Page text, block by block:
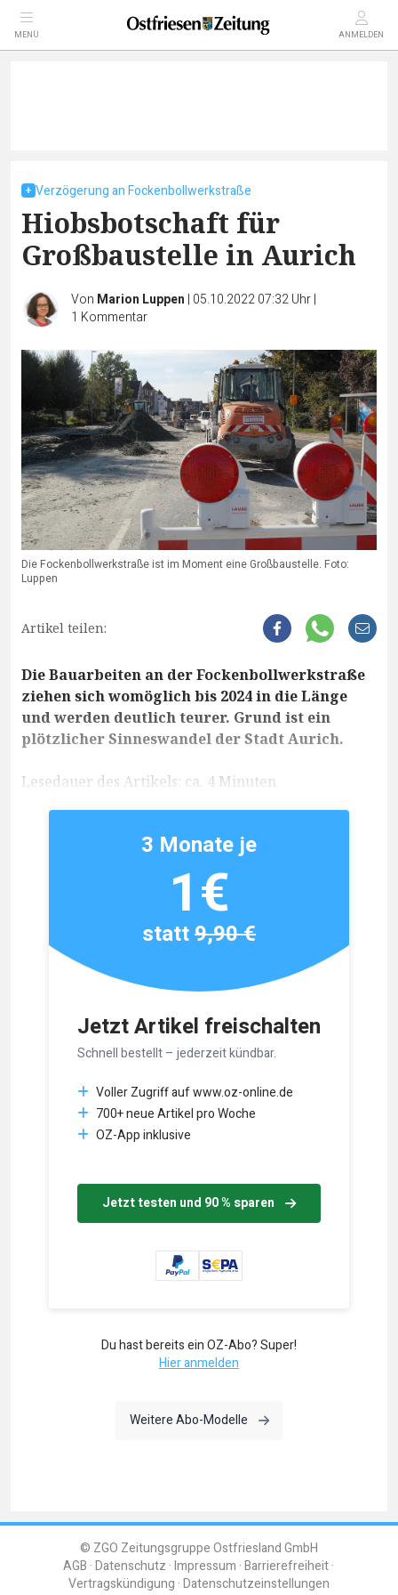
MENÜ ANMELDEN
Verzögerung an Fockenbollwerkstraße
Hiobsbotschaft für
Großbaustelle in Aurich
Von Marion Luppen | 05.10.2022 07:32 Uhr|
1 Kommentar
Die Fockenbollwerkstraße ist im Moment eine Großbaustelle. Foto:
Luppen
Artikel teilen:
Die Bauarbeiten an der Fockenbollwerkstraße
ziehen sich womöglich bis 2024 in die Länge
und werden deutlich teurer. Grund ist ein
plötzlicher Sinneswandel der Stadt Aurich.
Lesedauer des Artikels: ca. 4 Minuten
Jetzt Artikel freischalten
Schnell bestellt – jederzeit kündbar.
Voller Zugriff auf www.oz-online.de
700+ neue Artikel pro Woche
OZ-App inklusive
Jetzt testen und 90 % sparen
3 Monate je
1€
statt9,90 €
Du hast bereits ein OZ-Abo? Super!
Hier anmelden
Weitere Abo-Modelle
© ZGO Zeitungsgruppe Ostfriesland GmbH
AGB Datenschutz Impressum Barrierefreiheit
Vertragskündigung Datenschutzeinstellungen